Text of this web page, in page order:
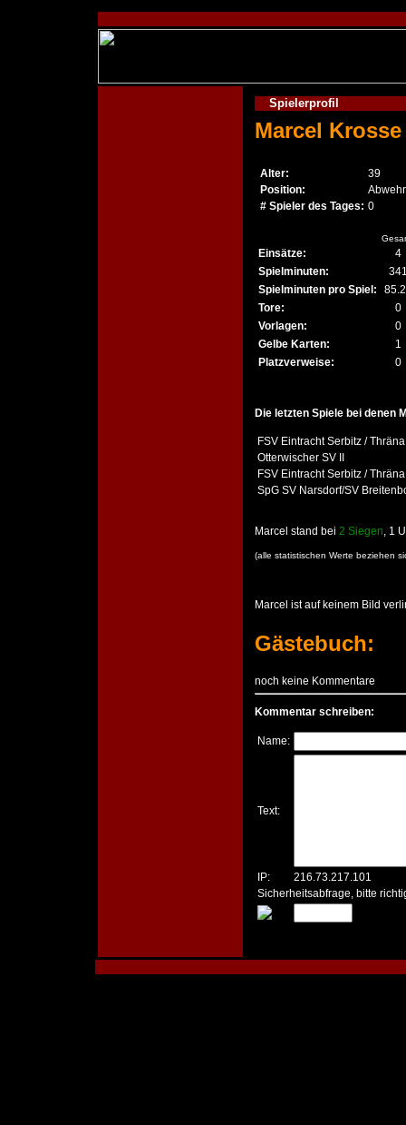
Spielerprofil
Marcel Krosse
Alter:
39
Position:
Abwehr
# Spieler des Tages: 0
Einsätze:
4
Spielminuten:
Spielminuten pro Spiel:
Tore:
0
Vorlagen:
0
Gelbe Karten:
1
Platzverweise:
0
Die letzten Spiele bei denen
FSV Eintracht Serbitz / Thräna
Otterwischer SV II
FSV Eintracht Serbitz / Thräna
SpG SV Narsdorf/SV
Marcel stand bei 2 Siegen, 1
(alle statistischen Werte beziehen
Marcel ist auf keinem Bild
Gästebuch:
noch keine Kommentare
Kommentar schreiben:
Name:
Text:
IP:
216.73.217.101
Sicherheitsabfrage, bitte